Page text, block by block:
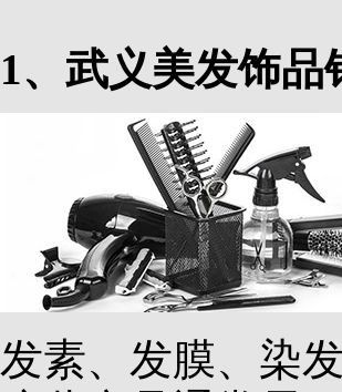
1、武义美发饰品
发素、发膜、染